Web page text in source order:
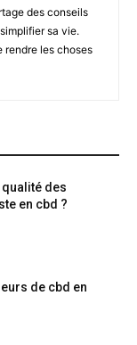
des conseils
sa vie.
rendre les choses
des
en cbd ?
de cbd en